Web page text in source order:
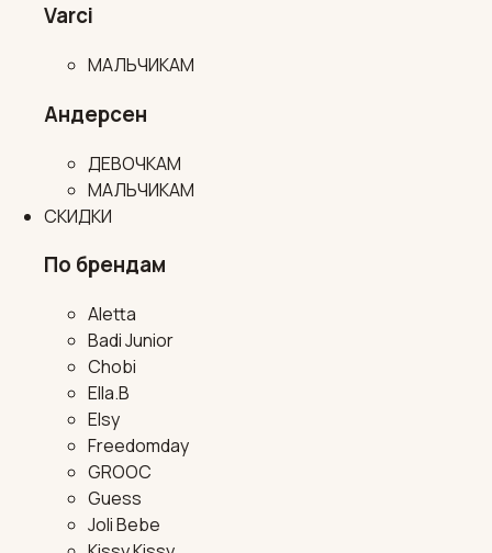
Varci
МАЛЬЧИКАМ
Андерсен
ДЕВОЧКАМ
МАЛЬЧИКАМ
СКИДКИ
По брендам
Aletta
Badi Junior
Chobi
Ella.B
Elsy
Freedomday
GROOC
Guess
Joli Bebe